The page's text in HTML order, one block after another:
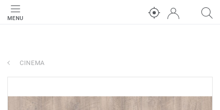
MENU
CINEMA